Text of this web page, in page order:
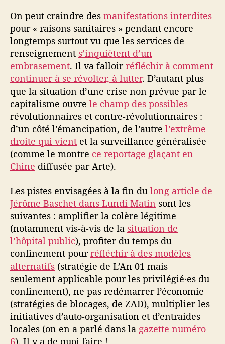
v
e
s
e
t
t
r
a
v
a
i
l
On peut craindre des manifestations interdites
pour « raisons sanitaires » pendant encore
longtemps surtout vu que les services de
renseignement s’inquiètent d’un
embrasement. Il va falloirréfléchir à comment
continuer à se révolter, à lutter. D’autant plus
que la situation d’une crise non prévue par le
capitalisme ouvre le champ des possibles
révolutionnaires et contre-révolutionnaires :
d’un côté l’émancipation, de l’autre l’extrême
droite qui vient et la surveillance généralisée
(comme le montre ce reportage glaçant en
Chine diffusée par Arte).
Les pistes envisagées à la fin du long article de
Jérôme Baschet dans Lundi Matin sont les
suivantes : amplifier la colère légitime
(notamment vis-à-vis de la situation de
l’hôpital public), profiter du temps du
confinement pourréfléchir à des modèles
alternatifs (stratégie de L’An 01 mais
seulement applicable pour les privilégié·es du
confinement), ne pas redémarrer l’économie
(stratégies de blocages, de ZAD), multiplier les
initiatives d’auto-organisation et d’entraides
locales (on en a parlé dans la gazette numéro
6). Il y a de quoi faire !